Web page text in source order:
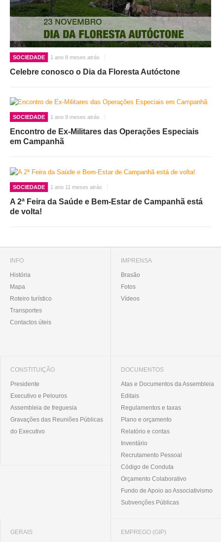
SOCIEDADE 1 ano 8 meses atrás
Celebre conosco o Dia da Floresta Autóctone
SOCIEDADE 1 ano 9 meses atrás
Encontro de Ex-Militares das Operações Especiais
em Campanhã
SOCIEDADE 1 ano 11 meses atrás
A 2ª Feira da Saúde e Bem-Estar de Campanhã está
de volta!
INFO
História
Mapa
Roteiro turístico
Transportes
Contactos úteis
IMPRENSA
Brasão
Fotos
Vídeos
CONSTITUIÇÃO
Presidente
Executivo e Pelouros
Assembleia de freguesia
Gravações das Reuniões Públicas
do Executivo
DOCUMENTOS
Atas e Documentos da Assembleia
Editais
Regulamentos e taxas
Plano e orçamento
Relatório e contas
Inventário
Recrutamento Pessoal
Código de Conduta
Orçamento Colaborativo
Fundo de Apoio ao Associativismo
Subvenções Públicas
GERAIS EMPREGO (GIP)